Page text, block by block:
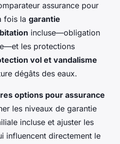
assurance pour
fois la garantie
incluse—obligation
les protections
vol et vandalisme
dégâts des eaux.
options pour assurance
les niveaux de garantie
incluse et ajuster les
influencent directement le